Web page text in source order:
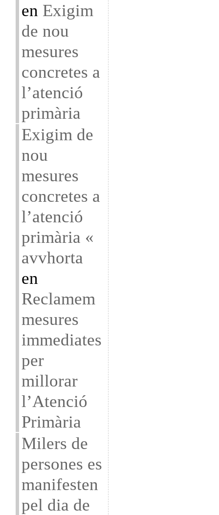
en Exigim
de nou
mesures
concretes a
l’atenció
primària
Exigim de
nou
mesures
concretes a
l’atenció
primària «
avvhorta
en
Reclamem
mesures
immediates
per
millorar
l’Atenció
Primària
Milers de
persones es
manifesten
pel dia de